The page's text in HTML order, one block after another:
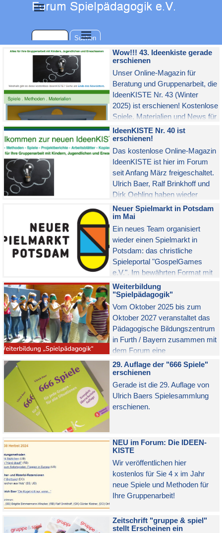
Direkt zum Seiteninhalt
Menü überspringen
Menü überspringen
Suchen
Wow!!! 43. Ideenkiste gerade
erschienen
Unser Online-Magazin für
Beratung und Gruppenarbeit, die
IdeenKISTE Nr. 43 (Winter
2025) ist erschienen! Kostenlose
Spiele, Materialien und News für
alle Fachkräfte in der Sozialen
Arbeeit, Kulturpädagogik und
therapeutischen Praxis.
IdeenKISTE Nr. 40 ist
erschienen!
Das kostenlose Online-Magazin
IdeenKISTE ist hier im Forum
seit Anfang März freigeschaltet.
Ulrich Baer, Ralf Brinkhoff und
Dirk Oehling haben wieder
Spiele, Praxisberichte und News
für Ihre kreative Gruppenarbeit
zusammen getragen.
Neuer Spielmarkt in Potsdam
im Mai
Ein neues Team organisiert
wieder einen Spielmarkt in
Potsdam: das christliche
Spieleportal "GospelGames
e.V.". Im bewährten Format mit
Spielaktionen, Marktständen und
Workshops auf der Halbinsel
Herrmannswerder von Freitag,
23. bis Sonntag, 25. Mai 2025.
Bekannte Mitglieder des
FORUMs SPIELPÄDAGOGIK
werden mit Ständen und
Workshops vertreten sein.
Weiterbildung
"Spielpädagogik"
Vom Oktober 2025 bis zum
Oktober 2027 veranstaltet das
Pädagogische Bildungszentrum
in Furth / Bayern zusammen mit
dem Forum eine
berufsbegleitende Weiterbildung
zur Spielpädagogik mit 5
Modulen (je 32 Std.).
29. Auflage der "666 Spiele"
erschienen
Gerade ist die 29. Auflage von
Ulrich Baers Spielesammlung
erschienen.
NEU im Forum: Die IDEEN-
KISTE
Wir veröffentlichen hier
kostenlos für Sie 4 x im Jahr
neue Spiele und Methoden für
Ihre Gruppenarbeit!
Zeitschrift "gruppe & spiel"
stellt Erscheinen ein